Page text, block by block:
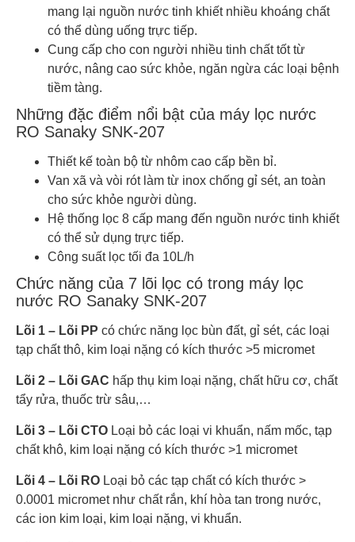
mang lại nguồn nước tinh khiết nhiều khoáng chất
có thể dùng uống trực tiếp.
Cung cấp cho con người nhiều tinh chất tốt từ
nước, nâng cao sức khỏe, ngăn ngừa các loại bệnh
tiềm tàng.
Những đặc điểm nổi bật của máy lọc nước
RO Sanaky SNK-207
Thiết kế toàn bộ từ nhôm cao cấp bền bỉ.
Van xã và vòi rót làm từ inox chống gỉ sét, an toàn
cho sức khỏe người dùng.
Hệ thống lọc 8 cấp mang đến nguồn nước tinh khiết
có thể sử dụng trực tiếp.
Công suất lọc tối đa 10L/h
Chức năng của 7 lõi lọc có trong máy lọc
nước RO Sanaky SNK-207
Lõi 1 – Lõi PP có chức năng lọc bùn đất, gỉ sét, các loại
tạp chất thô, kim loại nặng có kích thước >5 micromet
Lõi 2 – Lõi GAC hấp thụ kim loại nặng, chất hữu cơ, chất
tẩy rửa, thuốc trừ sâu,…
Lõi 3 – Lõi CTO Loại bỏ các loại vi khuẩn, nấm mốc, tạp
chất khô, kim loại nặng có kích thước >1 micromet
Lõi 4 – Lõi RO Loại bỏ các tạp chất có kích thước >
0.0001 micromet như chất rắn, khí hòa tan trong nước,
các ion kim loại, kim loại nặng, vi khuẩn.